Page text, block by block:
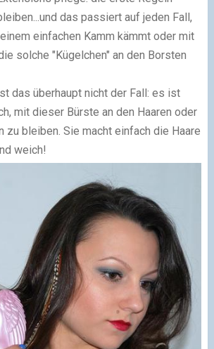
das passiert auf jeden Fall,
einfachen Kamm kämmt oder mit
solche "Kügelchen" an den Borsten
das überhaupt nicht der Fall: es ist
mit dieser Bürste an den Haaren oder
zu bleiben. Sie macht einfach die Haare
weich!